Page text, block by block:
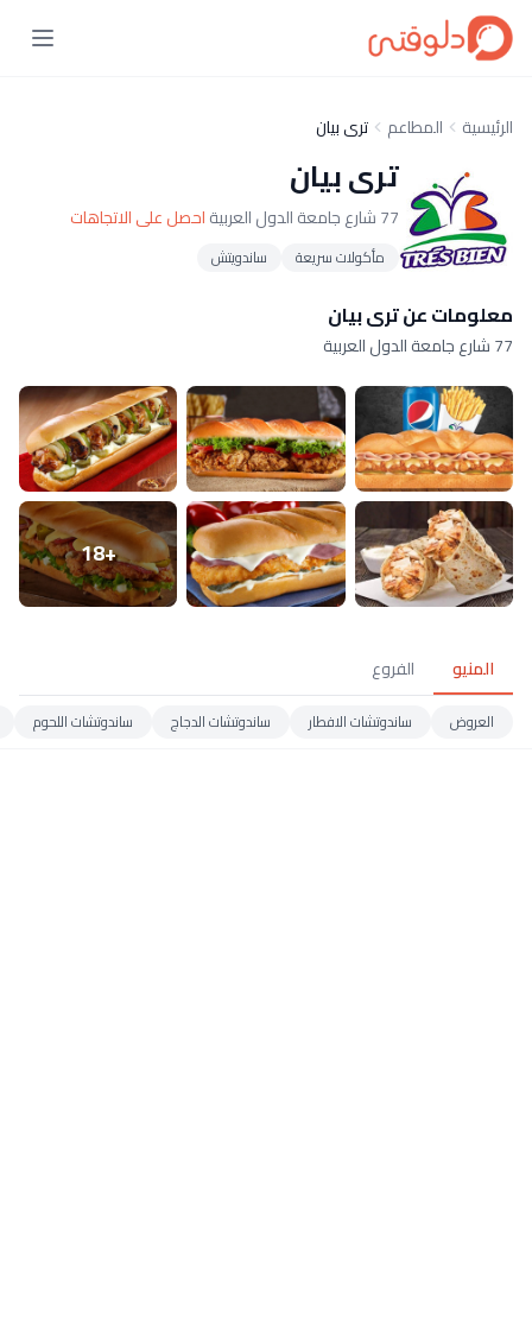
الرئيسية المطاعم ترى بيان
ترى بيان
77 شارع جامعة الدول العربية احصل على الاتجاهات
مأكولات سريعة ساندويتش
معلومات عن ترى بيان
77 شارع جامعة الدول العربية
+18
المنيو الفروع
العروض ساندوتشات الافطار ساندوتشات الدجاج ساندوتشات اللحوم